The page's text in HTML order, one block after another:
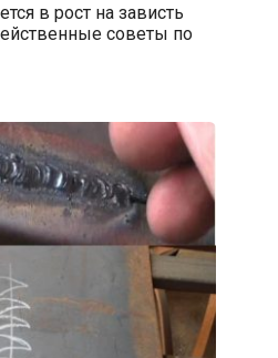
в рост на зависть
советы по